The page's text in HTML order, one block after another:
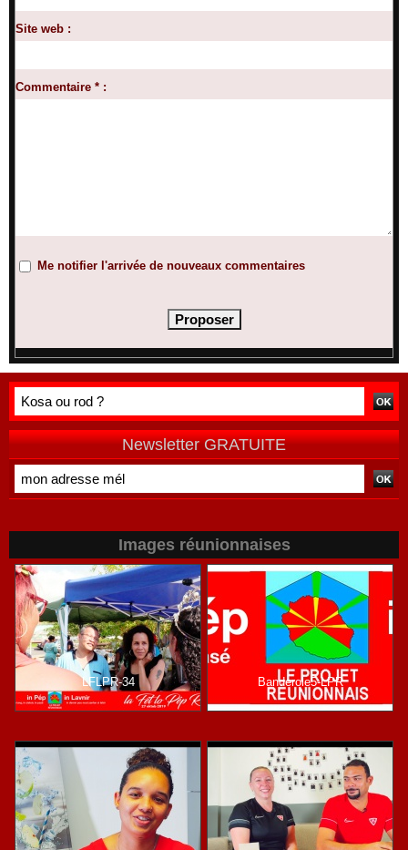
Site web :
Commentaire * :
Me notifier l'arrivée de nouveaux commentaires
Newsletter GRATUITE
Images réunionnaises
LFLPR-34 Banderole5-LPR